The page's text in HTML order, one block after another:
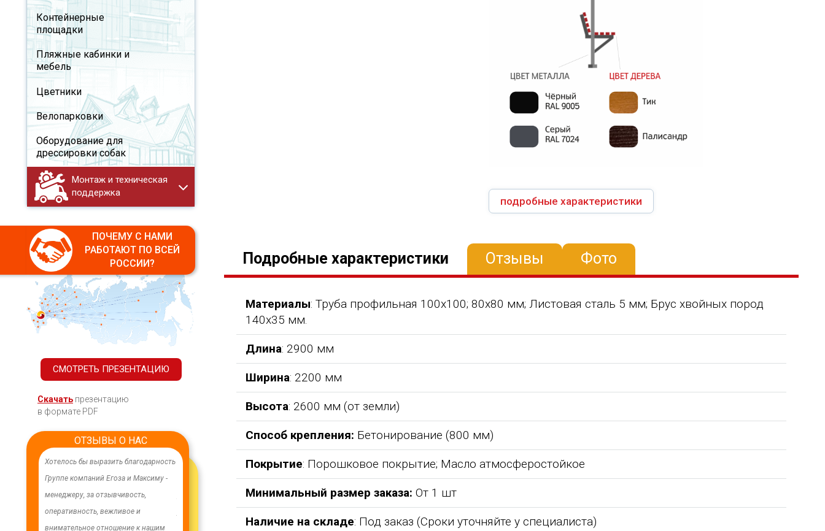
Контейнерные
площадки
Пляжные кабинки и
мебель
Цветники
Велопарковки
Оборудование для
дрессировки собак
Монтаж и техническая
поддержка
ПОЧЕМУ С НАМИ
РАБОТАЮТ ПО ВСЕЙ
РОССИИ?
СМОТРЕТЬ ПРЕЗЕНТАЦИЮ
Скачать презентацию
в формате PDF
ОТЗЫВЫ О НАС
Хотелось бы выразить благодарность
Группе компаний Егоза и Максиму -
менеджеру, за отзывчивость,
оперативность, вежливое и
внимательное отношение к нашим
В целях устойчивого водоснабжения,
в п. Бага-Чонос проведены
ремонтные работы на водозаборе:
Рожновского, емкостью 100 м3;
От всей души хочу поблагодарить
компанию "Егоза" за их продукцию,
индивидуальный подход и
лет приобретаем детское спортивное
Добрый день) Ура! Наконец то у
наших детишек появилась детская
площадка. В нашей деревне всего 37
проживающих жителя, нет магазина,
Уважаемый Александр
Владимирович! Примите самые
Поздравляем Вас с праздником, хочу
благодарность Группе компаний
подробные характеристики
Подробные характеристики Отзывы Фото
Материалы: Труба профильная 100х100; 80х80 мм; Листовая сталь 5 мм; Брус хвойных пород
140х35 мм.
Длина: 2900 мм
Ширина: 2200 мм
Высота: 2600 мм (от земли)
Способ крепления: Бетонирование (800 мм)
Покрытие: Порошковое покрытие; Масло атмосферостойкое
Минимальный размер заказа: От 1 шт
Наличие на складе: Под заказ (Сроки уточняйте у специалиста)